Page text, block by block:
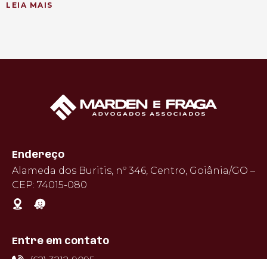
LEIA MAIS
Endereço
Alameda dos Buritis, nº 346, Centro, Goiânia/GO –
CEP: 74015-080
Entre em contato